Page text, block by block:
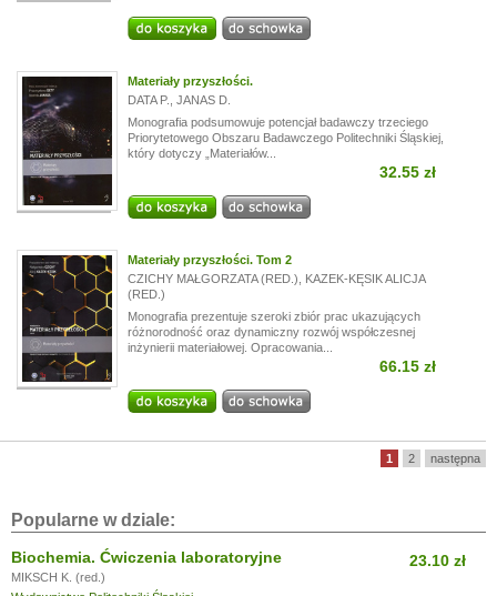
Materiały przyszłości.
DATA P.
JANAS D.
Monografia podsumowuje potencjał badawczy trzeciego
Priorytetowego Obszaru Badawczego Politechniki Śląskiej,
który dotyczy „Materiałów...
32.55 zł
Materiały przyszłości. Tom 2
CZICHY MAŁGORZATA (RED.)
KAZEK-KĘSIK ALICJA
(RED.)
Monografia prezentuje szeroki zbiór prac ukazujących
różnorodność oraz dynamiczny rozwój współczesnej
inżynierii materiałowej. Opracowania...
66.15 zł
1 2 następna
Popularne w dziale:
Biochemia. Ćwiczenia laboratoryjne
MIKSCH K. (red.)
23.10 zł